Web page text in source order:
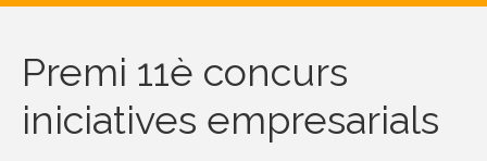
Premi 11è concurs
iniciatives empresarials